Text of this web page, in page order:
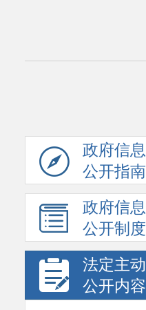
政府信息
公开指南
政府信息
公开制度
法定主动
公开内容